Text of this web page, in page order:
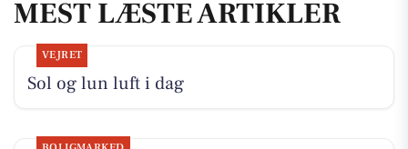
MEST LÆSTE ARTIKLER
VEJRET
Sol og lun luft i dag